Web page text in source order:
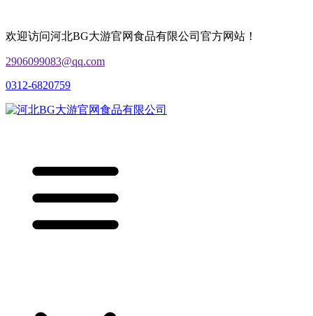
欢迎访问河北BG大游官网食品有限公司官方网站！
2906099083@qq.com
0312-6820759